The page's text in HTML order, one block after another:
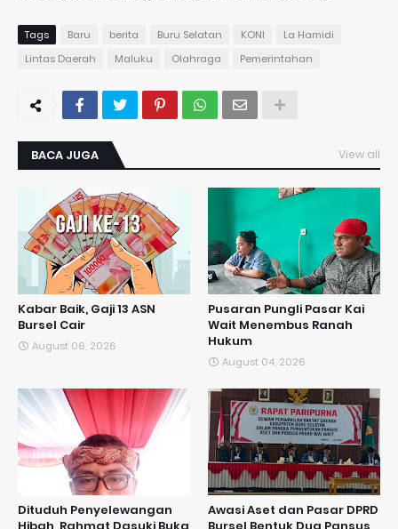
Tags Baru berita Buru Selatan KONI
La Hamidi
Lintas Daerah
Maluku Olahraga Pemerintahan
BACA JUGA View all
Kabar Baik, Gaji 13 ASN
Bursel Cair
August 06, 2026
Pusaran Pungli Pasar Kai
Wait Menembus Ranah
Hukum
August 04, 2026
Dituduh Penyelewangan
Awasi Aset dan Pasar DPRD